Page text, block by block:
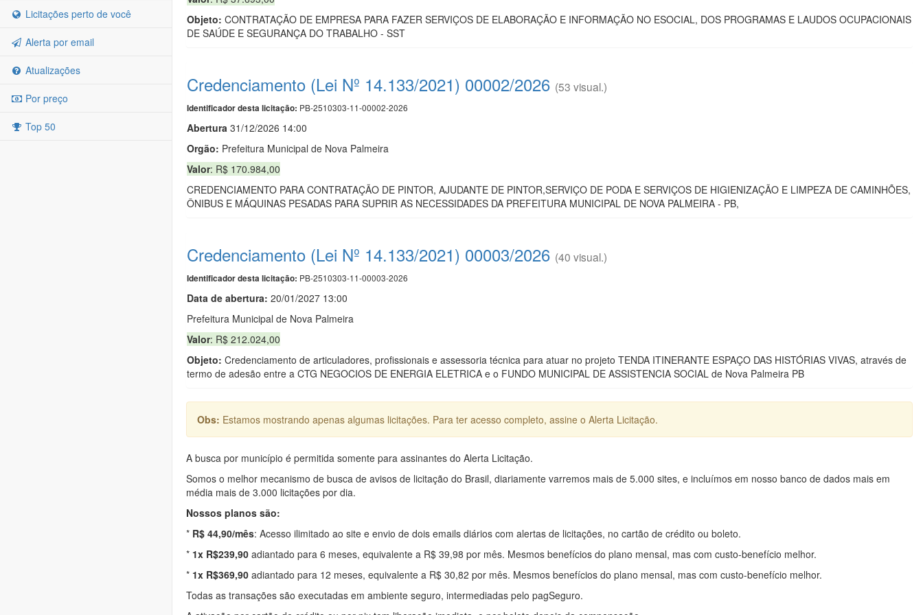
Licitações perto de você
Alerta por email
Atualizações
Por preço
Top 50
Objeto: CONTRATAÇÃO DE EMPRESA PARA FAZER SERVIÇOS DE ELABORAÇÃO E INFORMAÇÃO NO ESOCIAL, DOS PROGRAMAS E LAUDOS OCUPACIONAIS
DE SAÚDE E SEGURANÇA DO TRABALHO - SST
Credenciamento (Lei Nº 14.133/2021) 00002/2026 (53 visual.)
Identificador desta licitação: PB-2510303-11-00002-2026
Abertura 31/12/2026 14:00
Orgão: Prefeitura Municipal de Nova Palmeira
Valor: R$ 170.984,00
CREDENCIAMENTO PARA CONTRATAÇÃO DE PINTOR, AJUDANTE DE PINTOR,SERVIÇO DE PODA E SERVIÇOS DE HIGIENIZAÇÃO E LIMPEZA DE CAMINHÕES,
ÔNIBUS E MÁQUINAS PESADAS PARA SUPRIR AS NECESSIDADES DA PREFEITURA MUNICIPAL DE NOVA PALMEIRA - PB,
Credenciamento (Lei Nº 14.133/2021) 00003/2026 (40 visual.)
Identificador desta licitação: PB-2510303-11-00003-2026
Data de abertura: 20/01/2027 13:00
Prefeitura Municipal de Nova Palmeira
Valor: R$ 212.024,00
Objeto: Credenciamento de articuladores, profissionais e assessoria técnica para atuar no projeto TENDA ITINERANTE ESPAÇO DAS HISTÓRIAS VIVAS, através de
termo de adesão entre a CTG NEGOCIOS DE ENERGIA ELETRICA e o FUNDO MUNICIPAL DE ASSISTENCIA SOCIAL de Nova Palmeira PB
Obs: Estamos mostrando apenas algumas licitações. Para ter acesso completo, assine o Alerta Licitação.
A busca por município é permitida somente para assinantes do Alerta Licitação.
Somos o melhor mecanismo de busca de avisos de licitação do Brasil, diariamente varremos mais de 5.000 sites, e incluímos em nosso banco de dados mais em
média mais de 3.000 licitações por dia.
Nossos planos são:
* R$ 44,90/mês: Acesso ilimitado ao site e envio de dois emails diários com alertas de licitações, no cartão de crédito ou boleto.
* 1x R$239,90 adiantado para 6 meses, equivalente a R$ 39,98 por mês. Mesmos benefícios do plano mensal, mas com custo-benefício melhor.
* 1x R$369,90 adiantado para 12 meses, equivalente a R$ 30,82 por mês. Mesmos benefícios do plano mensal, mas com custo-benefício melhor.
Todas as transações são executadas em ambiente seguro, intermediadas pelo pagSeguro.